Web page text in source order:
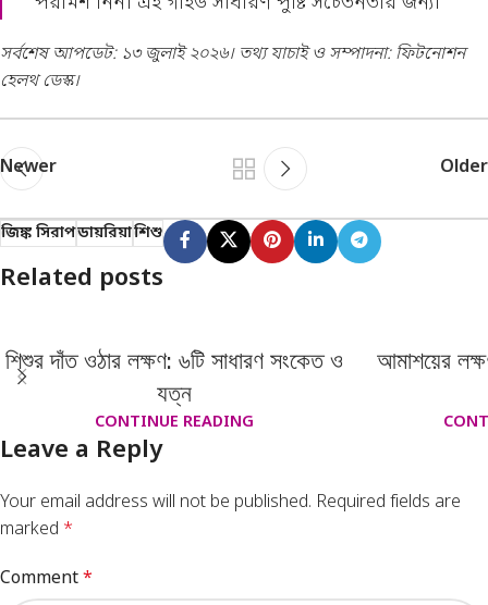
সর্বশেষ আপডেট: ১৩ জুলাই ২০২৬। তথ্য যাচাই ও সম্পাদনা: ফিটনোশন
হেলথ ডেস্ক।
Newer Older
জিঙ্ক সিরাপডায়রিয়াশিশু
Related posts
শিশুর দাঁত ওঠার লক্ষণ: ৬টি সাধারণ সংকেত ও
যত্ন
CONTINUE READING
আমাশয়ের
Leave a Reply
Your email address will not be published. Required fields are
marked *
Comment*